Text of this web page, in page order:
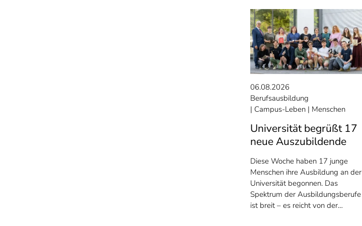
06.08.2026
Berufsausbildung
Campus-Leben
Menschen
Universität begrüßt 17
neue Auszubildende
Diese Woche haben 17 junge
Menschen ihre Ausbildung an der
Universität begonnen. Das
Spektrum der Ausbildungsberufe
ist breit – es reicht von der…